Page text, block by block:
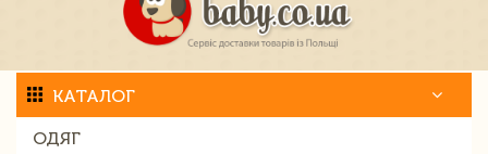
КАТАЛОГ
ОДЯГ